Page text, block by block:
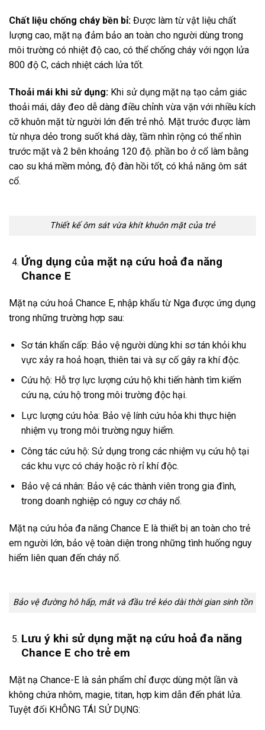
Chất liệu chống cháy bền bỉ: Được làm từ vật liệu chất
lượng cao, mặt nạ đảm bảo an toàn cho người dùng trong
môi trường có nhiệt độ cao, có thể chống cháy với ngọn lửa
800 độ C, cách nhiệt cách lửa tốt.
Thoải mái khi sử dụng: Khi sử dụng mặt nạ tạo cảm giác
thoải mái, dây đeo dễ dàng điều chỉnh vừa vặn với nhiều kích
cỡ khuôn mặt từ người lớn đến trẻ nhỏ. Mặt trước được làm
từ nhựa dẻo trong suốt khá dày, tầm nhìn rộng có thể nhìn
trước mặt và 2 bên khoảng 120 độ. phần bo ở cổ làm bằng
cao su khá mềm mỏng, độ đàn hồi tốt, có khả năng ôm sát
cổ.
Thiết kế ôm sát vừa khít khuôn mặt của trẻ
Ứng dụng của mặt nạ cứu hoả đa năng
Chance E
Mặt nạ cứu hoả Chance E, nhập khẩu từ Nga được ứng dụng
trong những trường hợp sau:
Sơ tán khẩn cấp: Bảo vệ người dùng khi sơ tán khỏi khu
vực xảy ra hoả hoạn, thiên tai và sự cố gây ra khí độc.
Cứu hộ: Hỗ trợ lực lượng cứu hộ khi tiến hành tìm kiếm
cứu nạ, cứu hộ trong môi trường độc hại.
Lực lượng cứu hỏa: Bảo vệ lính cứu hỏa khi thực hiện
nhiệm vụ trong môi trường nguy hiểm.
Công tác cứu hộ: Sử dụng trong các nhiệm vụ cứu hộ tại
các khu vực có cháy hoặc rò rỉ khí độc.
Bảo vệ cá nhân: Bảo vệ các thành viên trong gia đình,
trong doanh nghiệp có nguy cơ cháy nổ.
Mặt nạ cứu hỏa đa năng Chance E là thiết bị an toàn cho trẻ
em người lớn, bảo vệ toàn diện trong những tình huống nguy
hiểm liên quan đến cháy nổ.
Bảo vệ đường hô hấp, mắt và đầu trẻ kéo dài thời gian sinh tồn
Lưu ý khi sử dụng mặt nạ cứu hoả đa năng
Chance E cho trẻ em
Mặt nạ Chance-E là sản phẩm chỉ được dùng một lần và
không chứa nhôm, magie, titan, hợp kim dẫn đến phát lửa.
Tuyệt đối KHÔNG TÁI SỬ DỤNG: